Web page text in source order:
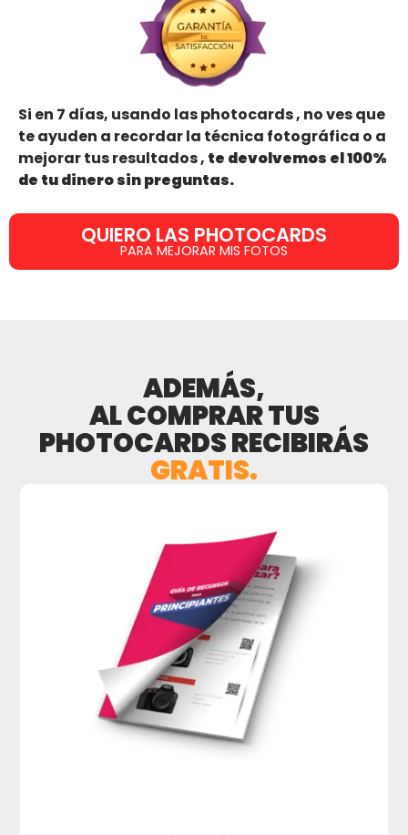
Si en 7 días, usando las photocards , no ves que
te ayuden a recordar la técnica fotográfica o a
mejorar tus resultados , te devolvemos el 100%
de tu dinero sin preguntas.
QUIERO LAS PHOTOCARDS
PARA MEJORAR MIS FOTOS
ADEMÁS,
AL COMPRAR TUS
PHOTOCARDS RECIBIRÁS
GRATIS.